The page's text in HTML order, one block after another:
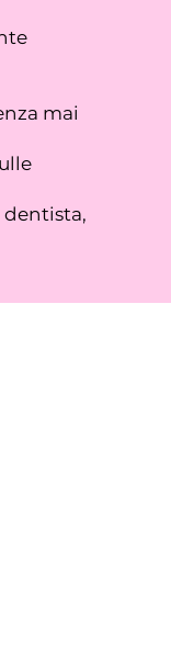
mai
dentista,